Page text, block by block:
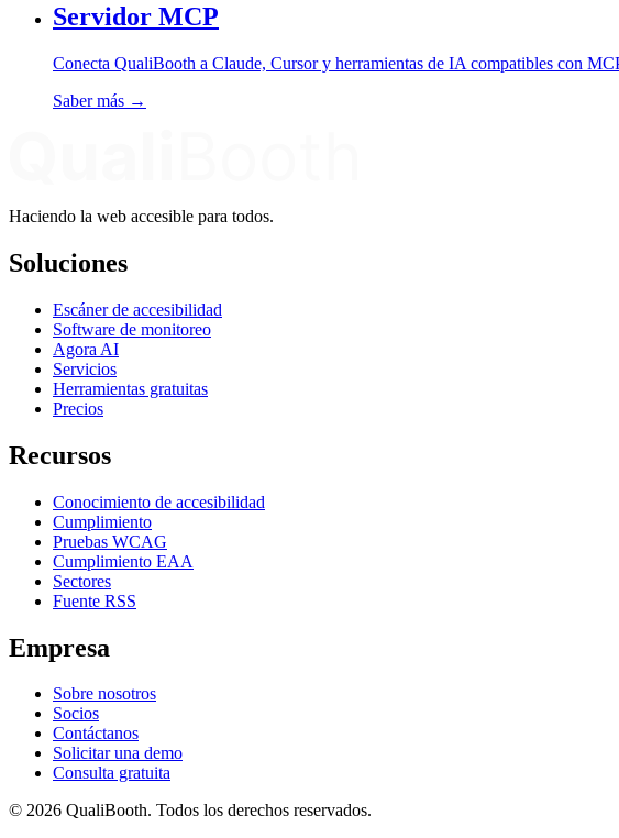
Servidor MCP
Conecta QualiBooth a Claude, Cursor y herramientas de IA compatibles con
Saber más →
Haciendo la web accesible para todos.
Soluciones
Escáner de accesibilidad
Software de monitoreo
Agora AI
Servicios
Herramientas gratuitas
Precios
Recursos
Conocimiento de accesibilidad
Cumplimiento
Pruebas WCAG
Cumplimiento EAA
Sectores
Fuente RSS
Empresa
Sobre nosotros
Socios
Contáctanos
Solicitar una demo
Consulta gratuita
© 2026 QualiBooth. Todos los derechos reservados.